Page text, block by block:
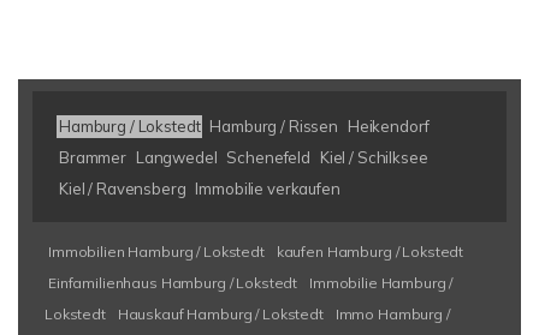
Hamburg / Lokstedt Hamburg / Rissen
Heikendorf
Brammer Langwedel Schenefeld
Kiel / Schilksee
Kiel / Ravensberg Immobilie verkaufen
Immobilien Hamburg / Lokstedt
kaufen Hamburg / Lokstedt
Einfamilienhaus Hamburg / Lokstedt
Immobilie Hamburg /
Lokstedt
Hauskauf Hamburg / Lokstedt
Immo Hamburg /